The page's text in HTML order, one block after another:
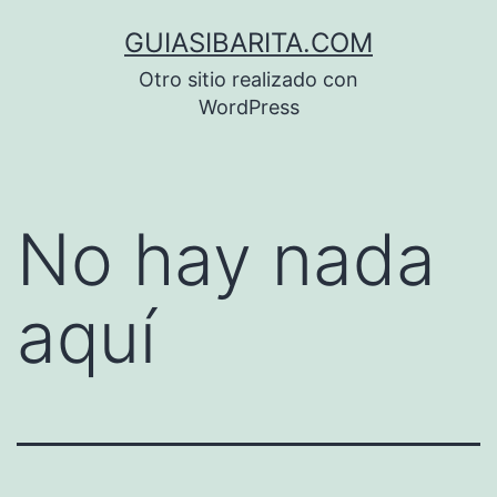
GUIASIBARITA.COM
Otro sitio realizado con
WordPress
No hay nada
aquí